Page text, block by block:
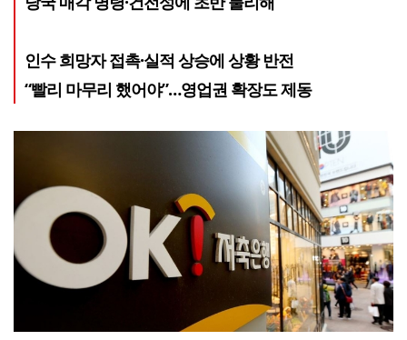
인수 희망자 접촉·실적 상승에 상황 반전
“빨리 마무리 했어야”…영업권 확장도 제동